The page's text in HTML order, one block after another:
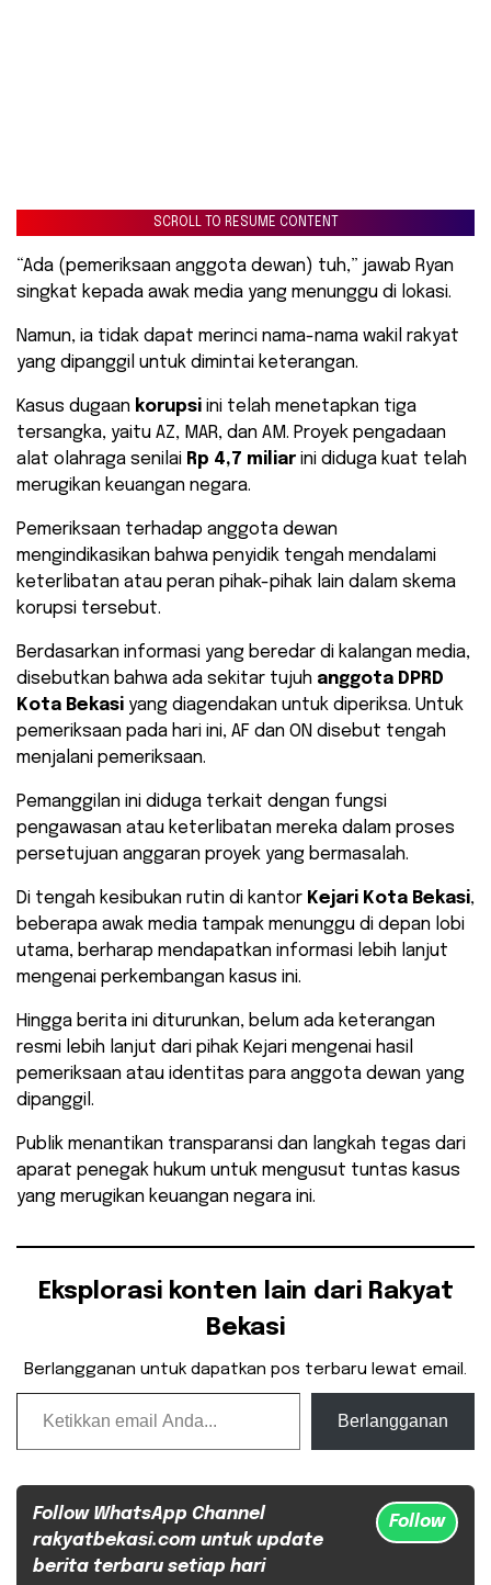
SCROLL TO RESUME CONTENT
“Ada (pemeriksaan anggota dewan) tuh,” jawab Ryan
singkat kepada awak media yang menunggu di lokasi.
Namun, ia tidak dapat merinci nama-nama wakil rakyat
yang dipanggil untuk dimintai keterangan.
Kasus dugaan korupsi ini telah menetapkan tiga
tersangka, yaitu AZ, MAR, dan AM. Proyek pengadaan
alat olahraga senilai Rp 4,7 miliar ini diduga kuat telah
merugikan keuangan negara.
Pemeriksaan terhadap anggota dewan
mengindikasikan bahwa penyidik tengah mendalami
keterlibatan atau peran pihak-pihak lain dalam skema
korupsi tersebut.
Berdasarkan informasi yang beredar di kalangan media,
disebutkan bahwa ada sekitar tujuh anggota DPRD
Kota Bekasi yang diagendakan untuk diperiksa. Untuk
pemeriksaan pada hari ini, AF dan ON disebut tengah
menjalani pemeriksaan.
Pemanggilan ini diduga terkait dengan fungsi
pengawasan atau keterlibatan mereka dalam proses
persetujuan anggaran proyek yang bermasalah.
Di tengah kesibukan rutin di kantor Kejari Kota Bekasi,
beberapa awak media tampak menunggu di depan lobi
utama, berharap mendapatkan informasi lebih lanjut
mengenai perkembangan kasus ini.
Hingga berita ini diturunkan, belum ada keterangan
resmi lebih lanjut dari pihak Kejari mengenai hasil
pemeriksaan atau identitas para anggota dewan yang
dipanggil.
Publik menantikan transparansi dan langkah tegas dari
aparat penegak hukum untuk mengusut tuntas kasus
yang merugikan keuangan negara ini.
Eksplorasi konten lain dari Rakyat
Bekasi
Berlangganan untuk dapatkan pos terbaru lewat email.
Ketikkan email Anda...
Berlangganan
Follow WhatsApp Channel
rakyatbekasi.com untuk update
berita terbaru setiap hari
Follow